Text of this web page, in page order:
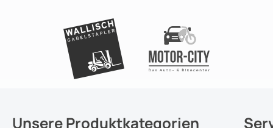
Unsere Produktkategorien